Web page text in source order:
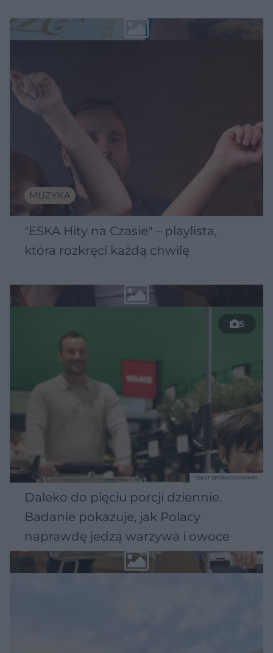
MUZYKA
"ESKA Hity na Czasie" – playlista,
która rozkręci każdą chwilę
5
Daleko do pięciu porcji dziennie.
Badanie pokazuje, jak Polacy
naprawdę jedzą warzywa i owoce
TEKST SPONSOROWANY